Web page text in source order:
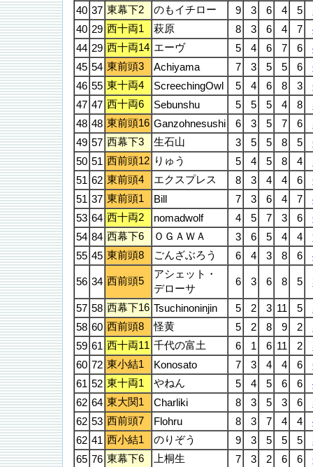
40 37 東幕下2 のもイチロー 9 3 6 4 5
40 29 西十両1 萩原 8 3 6 4 7
44 29 西十両14 エーヴ 5 4 6 7 6
45 54 東前頭3 Achiyama 7 3 5 5 6
46 55 東十両4 ScreechingOwl 5 4 6 8 3
47 47 西十両6 Sebunshu 5 5 5 4 8
48 48 東前頭16 Ganzohnesushi 6 3 5 7 6
49 57 西幕下3 生石山 3 5 5 8 5
50 51 西前頭12 りゅう 5 4 5 8 4
51 62 東前頭4 エクスプレス 8 3 4 4 6
51 37 東前頭1 Bill 7 3 6 4 7
53 64 西十両2 nomadwolf 4 5 7 3 6
54 84 西幕下6 ＯＧＡＷＡ 3 6 5 4 4
55 45 東前頭8 ごんざぶろう 6 4 3 8 6
56 34 西前頭5
アシェット・
デローサ
6 3 6 8 5
57 58 西幕下16 Tsuchinoninjin 5 2 3 11 5
58 60 西前頭8 怪黄 5 2 8 9 2
59 61 西十両11 千代の富土 6 1 6 11 2
60 72 東小結1 Konosato 7 3 4 4 6
61 52 東十両1 やねん 5 4 5 6 6
62 64 東大関1 Charliki 8 3 5 3 6
62 53 西前頭7 Flohru 8 3 7 4 4
62 41 西小結1 のりぞう 9 3 5 5 5
65 76 東幕下6 上桐生 7 3 2 6 6